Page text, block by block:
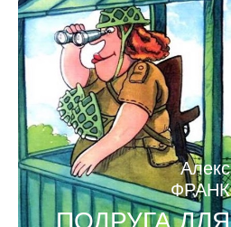
Алекс
ФРАНК
ПОДРУГА ДЛЯ